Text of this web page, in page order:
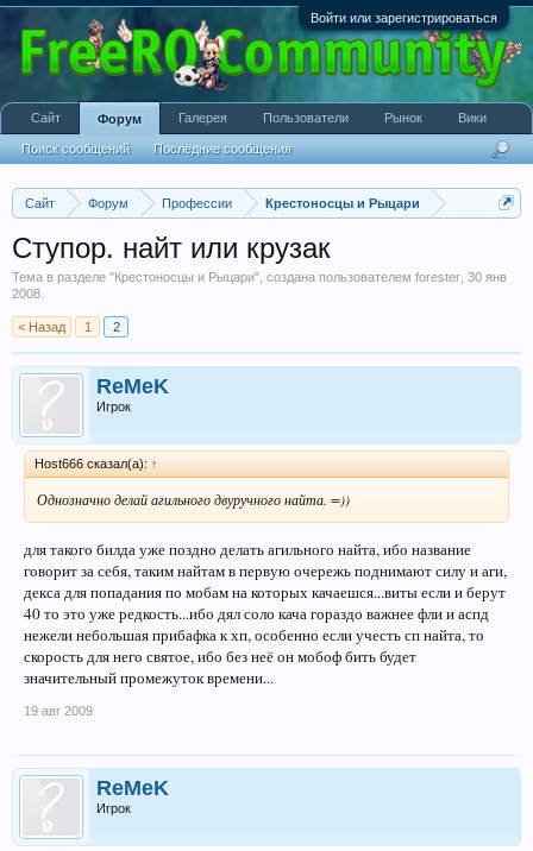
Войти или зарегистрироваться
Сайт Форум Профессии Крестоносцы и Рыцари
Ступор. найт или крузак
Тема в разделе "Крестоносцы и Рыцари", создана пользователем forester 30 янв
2008
< Назад 1 2
ReMeK
Игрок
Host666 сказал(а): ↑
Однозначно делай агильного двуручного найта. =))
для такого билда уже поздно делать агильного найта, ибо название
говорит за себя, таким найтам в первую очережь поднимают силу и аги,
декса для попадания по мобам на которых качаешся...виты если и берут
40 то это уже редкость...ибо дял соло кача гораздо важнее фли и аспд
нежели небольшая прибафка к хп, особенно если учесть сп найта, то
скорость для него святое, ибо без неё он мобоф бить будет
значительный промежуток времени...
19 авг 2009
ReMeK
Игрок
Сайт Форум
Поиск сообщений Последние сообщения
Галерея Пользователи Рынок Вики